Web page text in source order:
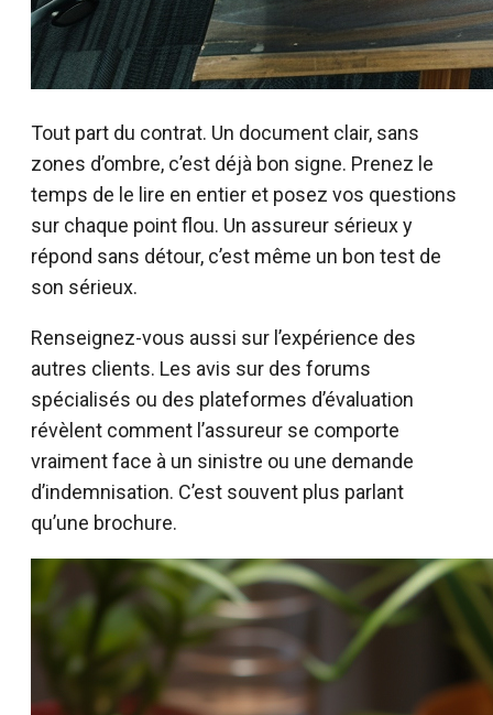
Tout part du contrat. Un document clair, sans
zones d’ombre, c’est déjà bon signe. Prenez le
temps de le lire en entier et posez vos questions
sur chaque point flou. Un assureur sérieux y
répond sans détour, c’est même un bon test de
son sérieux.
Renseignez-vous aussi sur l’expérience des
autres clients. Les avis sur des forums
spécialisés ou des plateformes d’évaluation
révèlent comment l’assureur se comporte
vraiment face à un sinistre ou une demande
d’indemnisation. C’est souvent plus parlant
qu’une brochure.